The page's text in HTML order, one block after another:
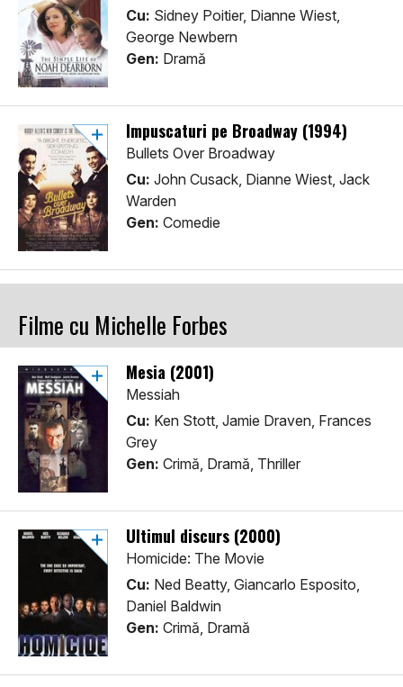
Cu: Sidney Poitier, Dianne Wiest,
George Newbern
Gen: Dramă
Impuscaturi pe Broadway (1994)
Bullets Over Broadway
Cu: John Cusack, Dianne Wiest, Jack
Warden
Gen: Comedie
Filme cu Michelle Forbes
Mesia (2001)
Messiah
Cu: Ken Stott, Jamie Draven, Frances
Grey
Gen: Crimă, Dramă, Thriller
Ultimul discurs (2000)
Homicide: The Movie
Cu: Ned Beatty, Giancarlo Esposito,
Daniel Baldwin
Gen: Crimă, Dramă